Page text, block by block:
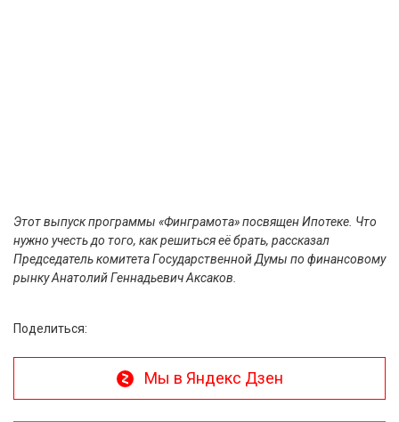
Этот выпуск программы «Финграмота» посвящен Ипотеке. Что
нужно учесть до того, как решиться её брать, рассказал
Председатель комитета Государственной Думы по финансовому
рынку Анатолий Геннадьевич Аксаков.
Поделиться:
Мы в Яндекс Дзен